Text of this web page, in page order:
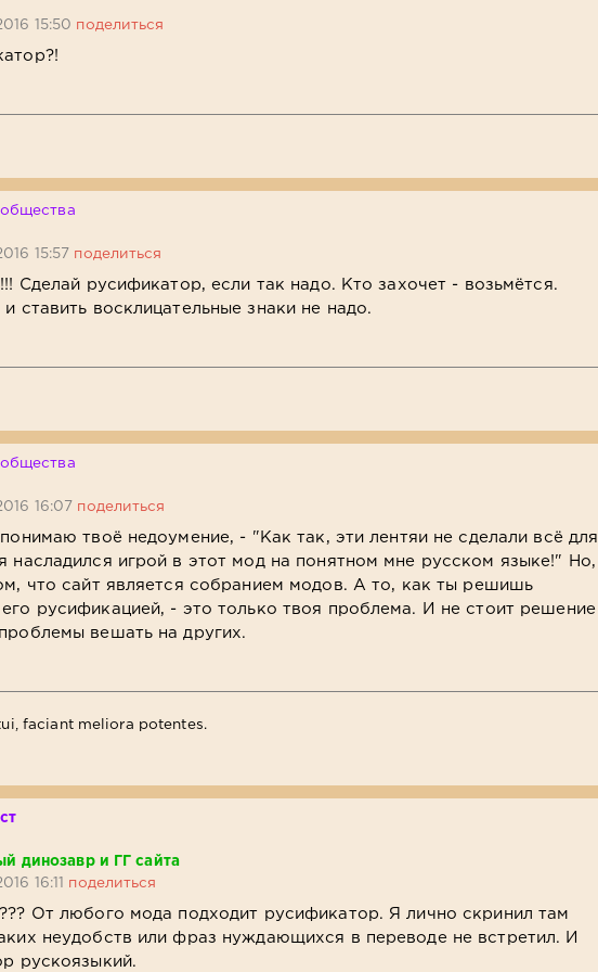
15:50 поделиться
15:57 поделиться
Сделай русификатор, если так надо. Кто захочет - возьмётся.
и ставить восклицательные знаки не надо.
16:07 поделиться
твоё недоумение, - "Как так, эти лентяи не сделали всё для
насладился игрой в этот мод на понятном мне русском языке!" Но,
что сайт является собранием модов. А то, как ты решишь
русификацией, - это только твоя проблема. И не стоит решение
проблемы вешать на других.
faciant meliora potentes.
динозавр и ГГ сайта
16:11 поделиться
От любого мода подходит русификатор. Я лично скринил там
неудобств или фраз нуждающихся в переводе не встретил. И
рускоязыкий.